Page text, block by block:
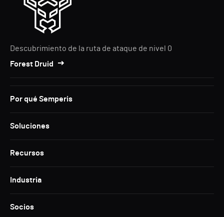
Descubrimiento de la ruta de ataque de nivel 0
Forest Druid
Por qué Semperis
Soluciones
Recursos
Industria
Socios